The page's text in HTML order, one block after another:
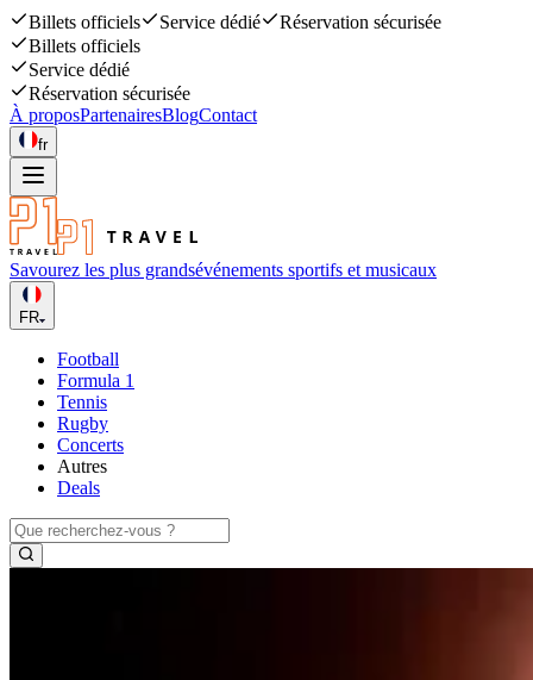
Billets officiels Service dédié
Réservation sécurisée
Billets officiels
Service dédié
Réservation sécurisée
À proposPartenairesBlogContact
fr
Savourez les plus grandsévénements sportifs et musicaux
FR
Football
Formula 1
Tennis
Rugby
Concerts
Autres
Deals